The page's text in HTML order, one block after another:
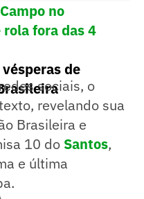
no
fora das 4
de
sociais, o
revelando sua
Brasileira e
10 do Santos,
e última